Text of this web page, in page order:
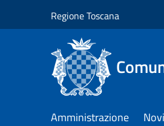
Regione Toscana
Amministrazione